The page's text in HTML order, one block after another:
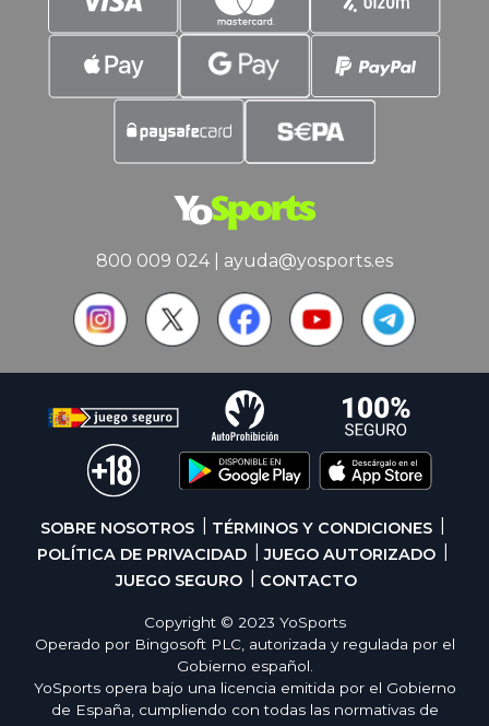
800 009 024| ayuda@yosports.es
SOBRE NOSOTROS
TÉRMINOS Y CONDICIONES
POLÍTICA DE PRIVACIDAD
JUEGO AUTORIZADO
JUEGO SEGURO
CONTACTO
Copyright © 2023 YoSports
Operado por Bingosoft PLC, autorizada y regulada por el
Gobierno español.
YoSports opera bajo una licencia emitida por el Gobierno
de España, cumpliendo con todas las normativas de